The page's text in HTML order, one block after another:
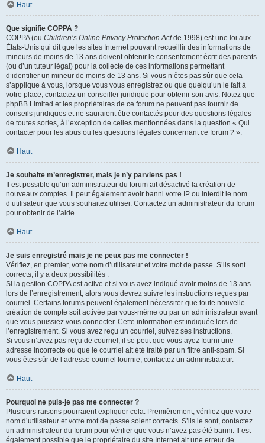
Haut
Que signifie COPPA ?
COPPA (ou Children’s Online Privacy Protection Actde 1998) est une loi aux
États-Unis qui dit que les sites Internet pouvant recueillir des informations de
mineurs de moins de 13 ans doivent obtenir le consentement écrit des parents
(ou d’un tuteur légal) pour la collecte de ces informations permettant
d’identifier un mineur de moins de 13 ans. Si vous n’êtes pas sûr que cela
s’applique à vous, lorsque vous vous enregistrez ou que quelqu’un le fait à
votre place, contactez un conseiller juridique pour obtenir son avis. Notez que
phpBB Limited et les propriétaires de ce forum ne peuvent pas fournir de
conseils juridiques et ne sauraient être contactés pour des questions légales
de toutes sortes, à l’exception de celles mentionnées dans la question « Qui
contacter pour les abus ou les questions légales concernant ce forum ? ».
Haut
Je souhaite m’enregistrer, mais je n’y parviens pas !
Il est possible qu’un administrateur du forum ait désactivé la création de
nouveaux comptes. Il peut également avoir banni votre IP ou interdit le nom
d’utilisateur que vous souhaitez utiliser. Contactez un administrateur du forum
pour obtenir de l’aide.
Haut
Je suis enregistré mais je ne peux pas me connecter !
Vérifiez, en premier, votre nom d’utilisateur et votre mot de passe. S’ils sont
corrects, il y a deux possibilités :
Si la gestion COPPA est active et si vous avez indiqué avoir moins de 13 ans
lors de l’enregistrement, alors vous devrez suivre les instructions reçues par
courriel. Certains forums peuvent également nécessiter que toute nouvelle
création de compte soit activée par vous-même ou par un administrateur avant
que vous puissiez vous connecter. Cette information est indiquée lors de
l’enregistrement. Si vous avez reçu un courriel, suivez ses instructions.
Si vous n’avez pas reçu de courriel, il se peut que vous ayez fourni une
adresse incorrecte ou que le courriel ait été traité par un filtre anti-spam. Si
vous êtes sûr de l’adresse courriel fournie, contactez un administrateur.
Haut
Pourquoi ne puis-je pas me connecter ?
Plusieurs raisons pourraient expliquer cela. Premièrement, vérifiez que votre
nom d’utilisateur et votre mot de passe soient corrects. S’ils le sont, contactez
un administrateur du forum pour vérifier que vous n’avez pas été banni. Il est
également possible que le propriétaire du site Internet ait une erreur de